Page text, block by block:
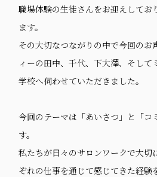
職場体験の生徒さんをお迎えしてお
ます。
その大切なつながりの中で今回のお
ィーの田中、千代、下大澤、そして
学校へ伺わせていただきました。
今回のテーマは「あいさつ」と「コ
す。
私たちが日々のサロンワークで大切
ぞれの仕事を通じて感じてきた経験